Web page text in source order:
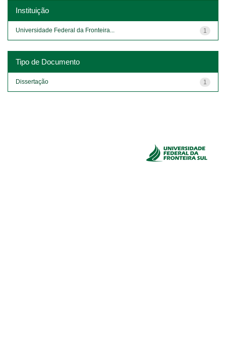
Instituição
1
Universidade Federal da Fronteira...
Tipo de Documento
1
Dissertação